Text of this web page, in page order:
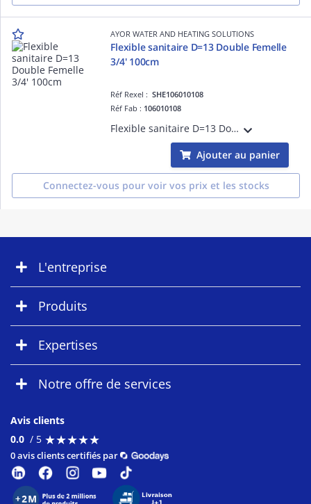
AYOR WATER AND HEATING SOLUTIONS
Flexible sanitaire D=13 Double Femelle
3/4' 100cm
Réf Rexel :SHE106010108
Réf Fab : 106010108
Flexible sanitaire D=13 Double Femelle 3/4' 100cm
Ajouter au panier
Connectez-vous pour voir vos prix et les stocks
L'entreprise
Produits
Expertises
Notre offre de services
Avis clients
0.0 / 5 ★★★★★
★★★★★
0 avis clients certifiés par